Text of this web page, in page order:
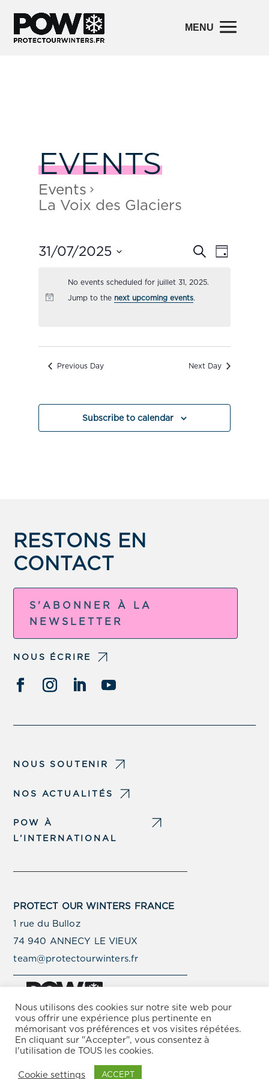
EVENTS
Events
La Voix des Glaciers
Events
Search
Views
SearchEvent
Views
Day
31/07/2025
No events scheduled for juillet 31, 2025.
Jump to the next upcoming events.
Previous Day Next Day
Subscribe to calendar
RESTONS EN
CONTACT
S'ABONNER À LA
NEWSLETTER
NOUS ÉCRIRE
NOUS SOUTENIR
NOS ACTUALITÉS
POW À
L’INTERNATIONAL
PROTECT OUR WINTERS FRANCE
1 rue du Bulloz
74 940 ANNECY LE VIEUX
team@protectourwinters.fr
© Copyright Protect Our Winters 2025 –Politique de
Protection de la Vie Privée–Conditions d’Utilisation
Nous utilisons des cookies sur notre site web pour
vous offrir une expérience plus pertinente en
mémorisant vos préférences et vos visites répétées.
En cliquant sur "Accepter", vous consentez à
l'utilisation de TOUS les cookies.
Cookie settings ACCEPT